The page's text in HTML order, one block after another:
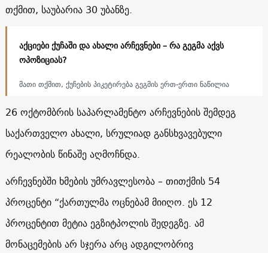
თქმით, საუბარია 30 უბანზე.
აქციები ქუჩაში და ახალი არჩევნები – რა გეგმა აქვს
ოპოზიციას?
მათი თქმით, ქუჩების პიკეტირება გეგმის ერთ-ერთი ნაწილია
26 ოქტომბრის საპარლამენტო არჩევნების შემდეგ
საქართველო ახალი, სრულიად განსხვავებული
რეალობის წინაშე აღმოჩნდა.
არჩევნებში ხმების უმრავლესობა – თითქმის 54
პროცენტი “ქართულმა ოცნებამ მიიღო. ეს 12
პროცენტით მეტია ეგზიტპოლის შედეგზე. ამ
მონაცემების არ სჯერა არც ადგილობრივ